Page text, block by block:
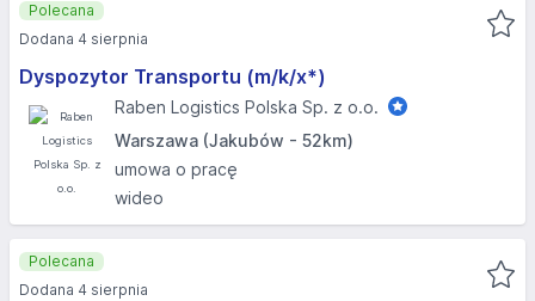
Dyspozytor Transportu (m/k/x*)
Raben Logistics Polska Sp. z o.o.
Warszawa (Jakubów - 52km)
umowa o pracę
wideo
Polecana
Dodana 4 sierpnia
Polecana
Dodana 4 sierpnia